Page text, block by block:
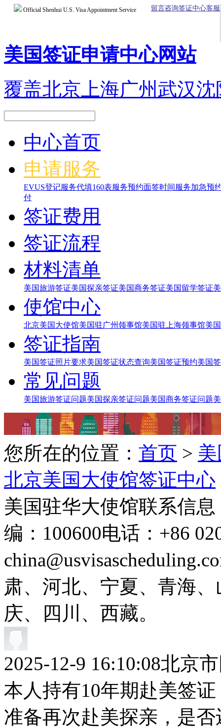
Official Shenhui U.S. Visa Appointment Service 留言咨询签证中心客服
美国签证申请中心网站
覆盖北京上海广州武汉沈
中心首页
申请服务
EVUS登记服务代填160表服务预约面签时间服务加急预
付
签证费用
签证流程
材料清单
美国旅游签证美国探亲签证美国商务签证美国留学签证
使馆中心
北京美国大使馆美国驻广州领事馆美国驻上海领事馆美
签证指南
美国签证照片要求美国签证状态查询美国签证预约美国
常见问题
美国旅游签证问题美国探亲签证问题美国商务签证问题
您所在的位置： 首页 >
北京美国大使馆签证中心
美国驻华大使馆联系信
编：100600电话：+86
肃、河北、宁夏、青海
庆、四川、西藏。
2025-12-9 16:10:08北京
本人持有10年期赴美签
准备再次赴美探亲，是